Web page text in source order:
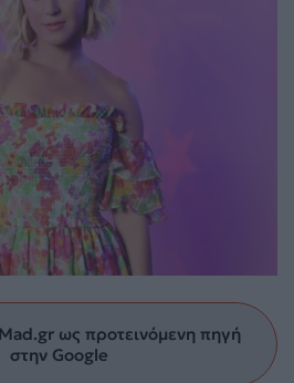
ως προτεινόμενη πηγή
στην Google